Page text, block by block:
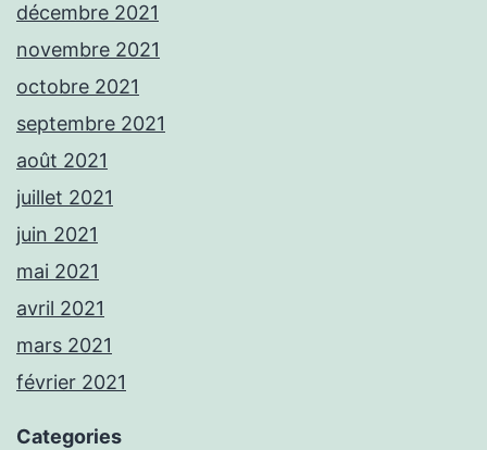
décembre 2021
novembre 2021
octobre 2021
septembre 2021
août 2021
juillet 2021
juin 2021
mai 2021
avril 2021
mars 2021
février 2021
Categories